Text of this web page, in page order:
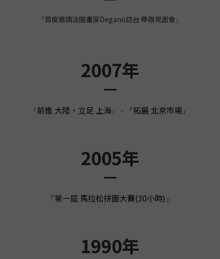
『首度邀請法國畫家Degano訪台 舉辦見面會 』
2007年
『前進 大陸，立足 上海』 、 『拓展 北京市場 』
2005年
『第一屆 馬拉松拼圖大賽(30小時) 』
1990年